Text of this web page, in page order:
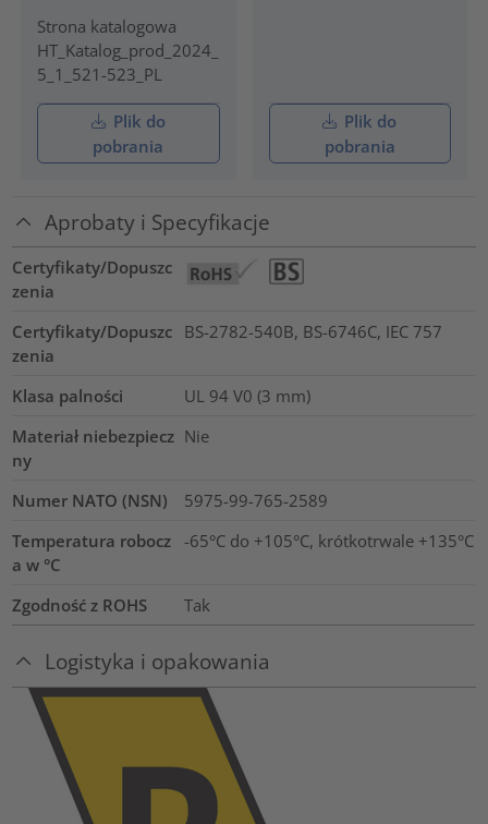
Strona katalogowa
HT_Katalog_prod_2024_
5_1_521-523_PL
Plik do
pobrania
Plik do
pobrania
Aprobaty i Specyfikacje
Certyfikaty/Dopuszc
zenia
Certyfikaty/Dopuszc
zenia
BS-2782-540B, BS-6746C, IEC 757
Klasa palności
UL 94 V0 (3 mm)
Materiał niebezpiecz
ny
Nie
Numer NATO (NSN)
5975-99-765-2589
Temperatura robocz
a w °C
-65°C do +105°C, krótkotrwale +135°C
Zgodność z ROHS Tak
Logistyka i opakowania